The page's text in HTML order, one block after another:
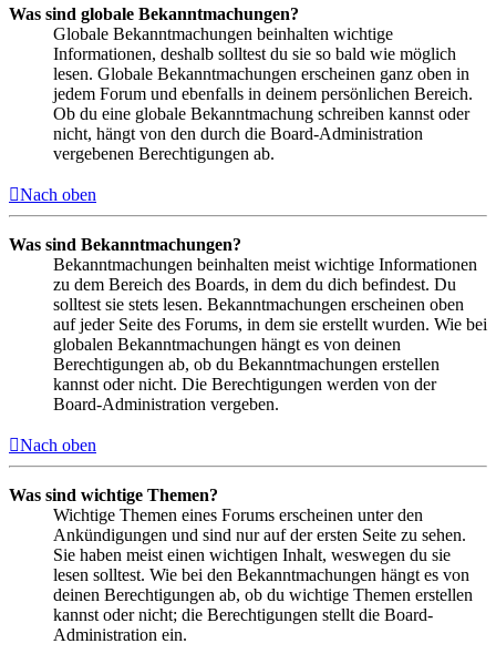
Was sind globale Bekanntmachungen?
Globale Bekanntmachungen beinhalten wichtige
Informationen, deshalb solltest du sie so bald wie möglich
lesen. Globale Bekanntmachungen erscheinen ganz oben in
jedem Forum und ebenfalls in deinem persönlichen Bereich.
Ob du eine globale Bekanntmachung schreiben kannst oder
nicht, hängt von den durch die Board-Administration
vergebenen Berechtigungen ab.
Nach oben
Was sind Bekanntmachungen?
Bekanntmachungen beinhalten meist wichtige Informationen
zu dem Bereich des Boards, in dem du dich befindest. Du
solltest sie stets lesen. Bekanntmachungen erscheinen oben
auf jeder Seite des Forums, in dem sie erstellt wurden. Wie bei
globalen Bekanntmachungen hängt es von deinen
Berechtigungen ab, ob du Bekanntmachungen erstellen
kannst oder nicht. Die Berechtigungen werden von der
Board-Administration vergeben.
Nach oben
Was sind wichtige Themen?
Wichtige Themen eines Forums erscheinen unter den
Ankündigungen und sind nur auf der ersten Seite zu sehen.
Sie haben meist einen wichtigen Inhalt, weswegen du sie
lesen solltest. Wie bei den Bekanntmachungen hängt es von
deinen Berechtigungen ab, ob du wichtige Themen erstellen
kannst oder nicht; die Berechtigungen stellt die Board-
Administration ein.